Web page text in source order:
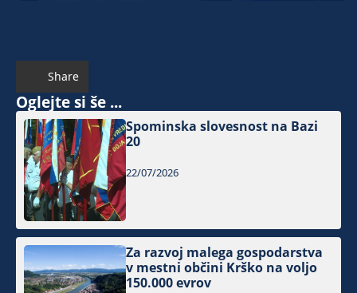
Share
Oglejte si še ...
Spominska slovesnost na Bazi
20
22/07/2026
Za razvoj malega gospodarstva
v mestni občini Krško na voljo
150.000 evrov